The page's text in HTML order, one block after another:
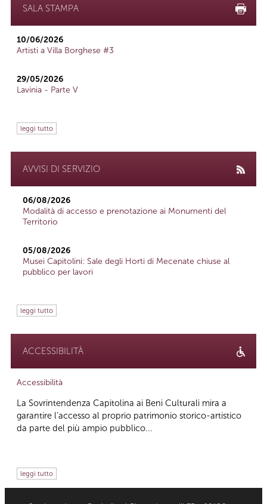
SALA STAMPA
10/06/2026
Artisti a Villa Borghese #3
29/05/2026
Lavinia - Parte V
leggi tutto
AVVISI DI SERVIZIO
06/08/2026
Modalità di accesso e prenotazione ai Monumenti del
Territorio
05/08/2026
Musei Capitolini: Sale degli Horti di Mecenate chiuse al
pubblico per lavori
leggi tutto
ACCESSIBILITÀ
Accessibilità
La Sovrintendenza Capitolina ai Beni Culturali mira a
garantire l’accesso al proprio patrimonio storico-artistico
da parte del più ampio pubblico...
leggi tutto